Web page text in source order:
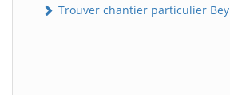
Trouver chantier particulier Bey